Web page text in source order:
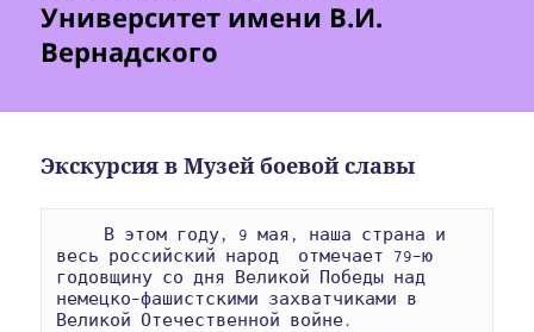
Университет имени В.И.
Вернадского
Экскурсия в Музей боевой славы
весь российский народ  отмечает 79–ю
годовщину со дня Великой Победы над
немецко–фашистскими захватчиками в
Великой Отечественной войне.